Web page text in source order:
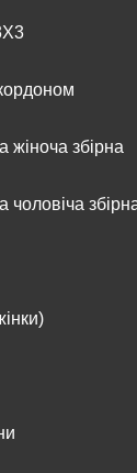
жіноча збірна
чоловіча